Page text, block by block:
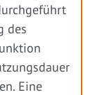
des
Eine